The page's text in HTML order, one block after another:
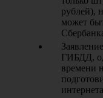
рублей),
может
ГИБДД,
времени